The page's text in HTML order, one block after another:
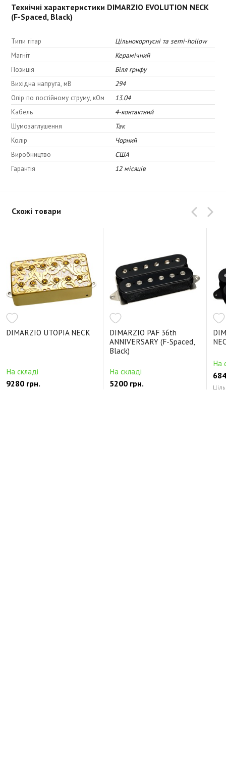
збільшеною відстанню між
магнітопроводами
Тембр:
Верх: 5,0
Верхня середина: 6,0
Низька середина: 5,5
Низ: 6,5
Технічні характеристики DIMARZIO EVOLUTION NECK
(F-Spaced, Black)
Типи гітар
Цільнокорпусні та semi-hollow
Магніт
Керамічний
Позиція
Біля грифу
Вихідна напруга, мВ
294
Опір по постійному струму, кОм
13.04
Кабель
4-контактний
Шумозаглушення
Так
Колір
Чорний
Виробництво
США
Гарантія
12 місяців
Схожі товари
DIMARZIO UTOPIA NECK
На складі
9280 грн.
DIMARZIO PAF 36th
ANNIVERSARY (F-Spaced,
Black)
На складі
5200 грн.
На